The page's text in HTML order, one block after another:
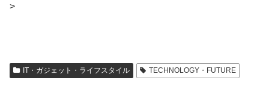
>
IT・ガジェット・ライフスタイル TECHNOLOGY・FUTURE